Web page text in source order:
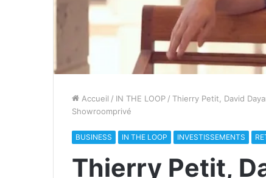
Accueil / IN THE LOOP / Thierry Petit, David
Showroomprivé
BUSINESS IN THE LOOP INVESTISSEMENTS
Thierry Petit,